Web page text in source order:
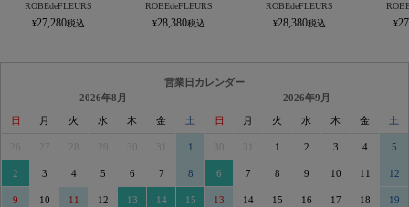
ROBEdeFLEURS
27,280
ROBEdeFLEURS
28,380
ROBEdeFLEURS
28,380
営業日カレンダー
2026年8月
日 月 火 水 木 金 土
29 30 31 1
2 3 4 5 6 7 8
9 10 11 12 13 14 15
2026年9月
日 月 火 水 木 金 土
30 31 1 2 3 4 5
6 7 8 9 10 11 12
13 14 15 16 17 18 19